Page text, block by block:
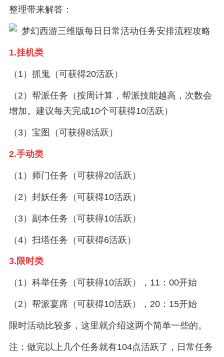
整理带来解答：
1.挂机类
（1）抓鬼（可获得20活跃）
（2）帮派任务（按周计算，帮派技能越高，次数会
增加。建议每天完成10个可获得10活跃）
（3）宝图（可获得8活跃）
2.手动类
（1）师门任务（可获得20活跃）
（2）封妖任务（可获得10活跃）
（3）副本任务（可获得10活跃）
（4）扫塔任务（可获得6活跃）
3.限时类
（1）科举任务（可获得10活跃），11：00开始
（2）帮派宴席（可获得10活跃），20：15开始
限时活动比较多，这里就介绍这两个简单一些的。
注：做完以上几个任务就有104点活跃了，日常任务